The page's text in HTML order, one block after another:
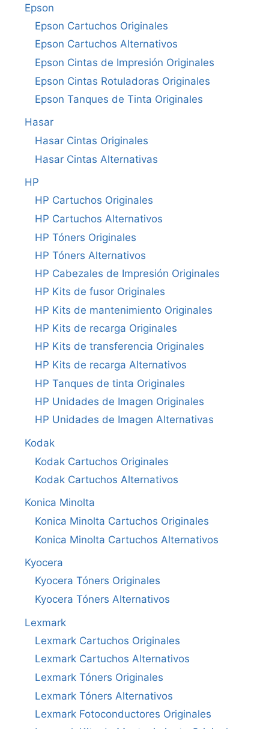
Epson
Epson Cartuchos Originales
Epson Cartuchos Alternativos
Epson Cintas de Impresión Originales
Epson Cintas Rotuladoras Originales
Epson Tanques de Tinta Originales
Hasar
Hasar Cintas Originales
Hasar Cintas Alternativas
HP
HP Cartuchos Originales
HP Cartuchos Alternativos
HP Tóners Originales
HP Tóners Alternativos
HP Cabezales de Impresión Originales
HP Kits de fusor Originales
HP Kits de mantenimiento Originales
HP Kits de recarga Originales
HP Kits de transferencia Originales
HP Kits de recarga Alternativos
HP Tanques de tinta Originales
HP Unidades de Imagen Originales
HP Unidades de Imagen Alternativas
Kodak
Kodak Cartuchos Originales
Kodak Cartuchos Alternativos
Konica Minolta
Konica Minolta Cartuchos Originales
Konica Minolta Cartuchos Alternativos
Kyocera
Kyocera Tóners Originales
Kyocera Tóners Alternativos
Lexmark
Lexmark Cartuchos Originales
Lexmark Cartuchos Alternativos
Lexmark Tóners Originales
Lexmark Tóners Alternativos
Lexmark Fotoconductores Originales